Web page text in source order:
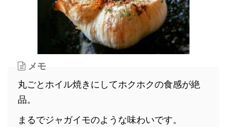
メモ
丸ごとホイル焼きにしてホクホクの食感が絶
品。
まるでジャガイモのような味わいです。